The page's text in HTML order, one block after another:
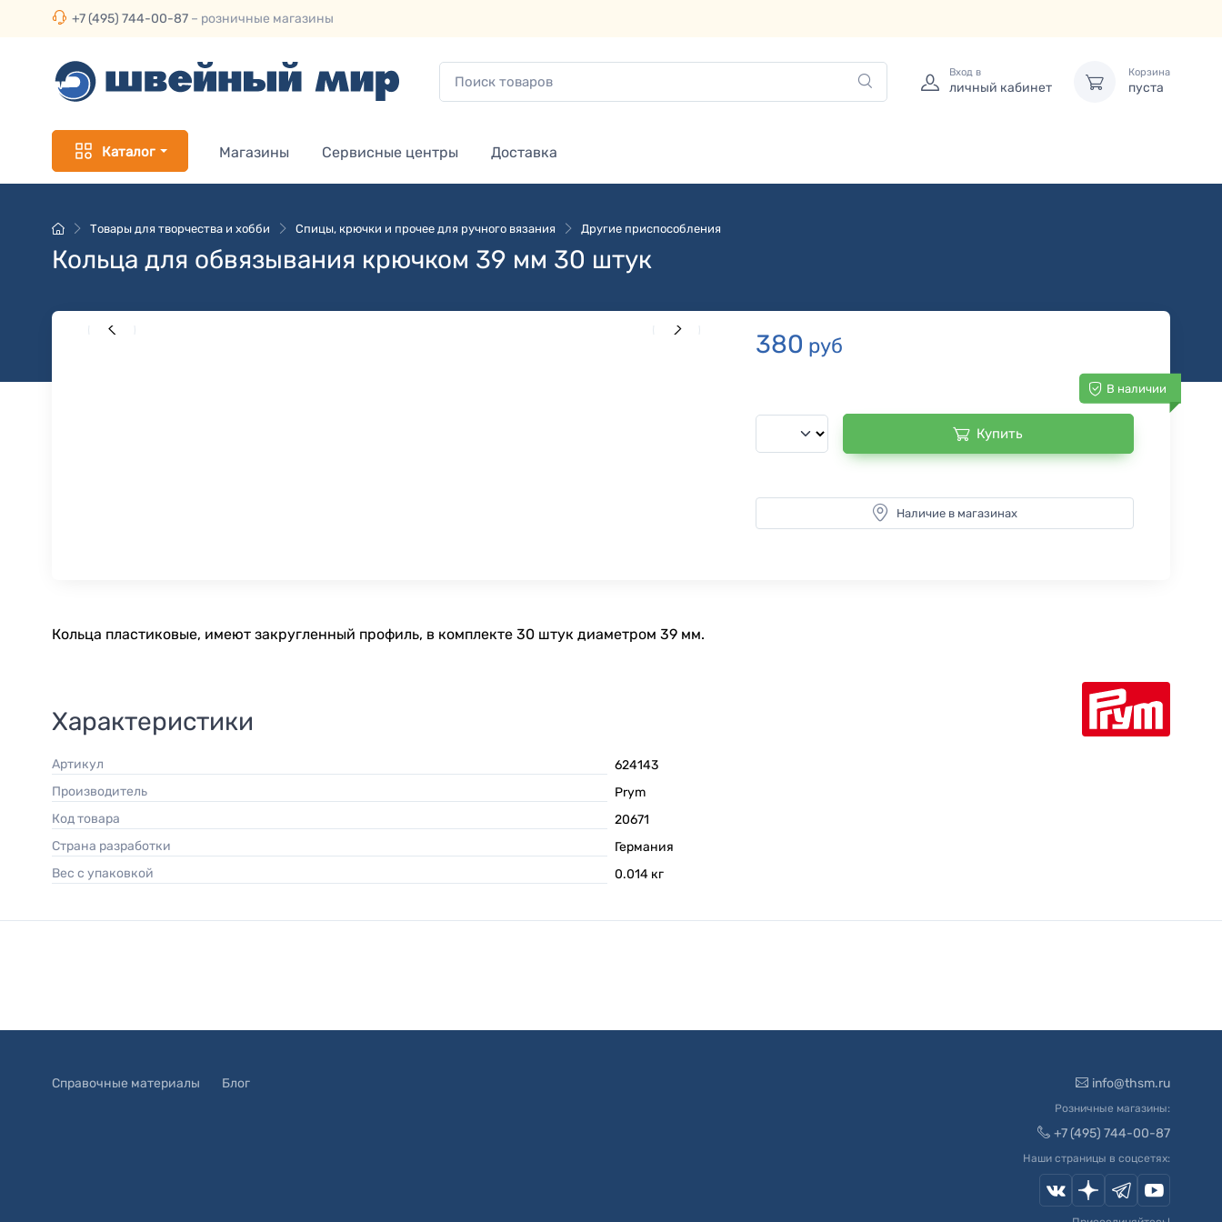
+7 (495) 744-00-87 – розничные магазины
Вход в
личный кабинет
Корзина
пуста
Каталог Магазины Сервисные центры Доставка
Товары для творчества и хобби Спицы, крючки и прочее для ручного вязания Другие приспособления
Кольца для обвязывания крючком 39 мм 30 штук
380 руб
В наличии
Купить
Наличие в магазинах
Кольца пластиковые, имеют закругленный профиль, в комплекте 30 штук диаметром 39 мм.
Характеристики
Артикул
624143
Производитель
Prym
Код товара
20671
Страна разработки
Германия
Вес с упаковкой
0.014 кг
Справочные материалы Блог info@thsm.ru
Розничные магазины:
+7 (495) 744-00-87
Наши страницы в соцсетях: